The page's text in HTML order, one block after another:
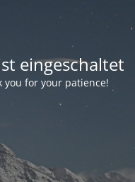
eingeschaltet
you for your patience!